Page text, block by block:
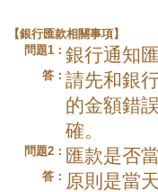
【銀行匯款相關事項】
問題1： 銀行通知
答： 請先和銀
的金額錯
確。
問題2： 匯款是否
答： 原則是當